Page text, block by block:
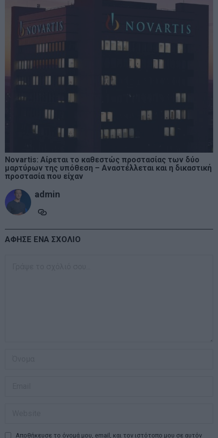
Novartis: Αίρεται το καθεστώς προστασίας των δύο
μαρτύρων της υπόθεση – Αναστέλλεται και η δικαστική
προστασία που είχαν
admin
ΑΦΗΣΕ ΕΝΑ ΣΧΟΛΙΟ
Αποθήκευσε το όνομά μου, email, και τον ιστότοπο μου σε αυτόν